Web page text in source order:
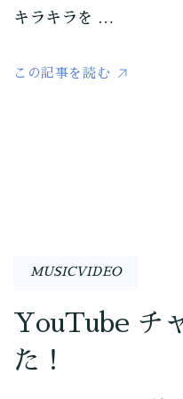
キラキラを …
この記事を読む
MUSICVIDEO
YouTube チ
た！